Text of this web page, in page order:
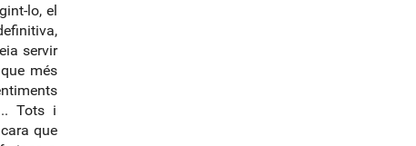
lo, el
servir
més
Tots i
que